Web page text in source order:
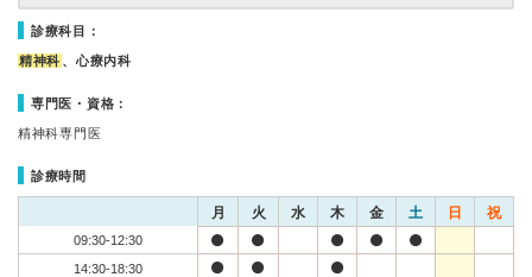
診療科目：
精神科 、心療内科
専門医・資格：
精神科専門医
診療時間
月 火 水 木 金 土 日 祝
09:30-12:30
14:30-18:30